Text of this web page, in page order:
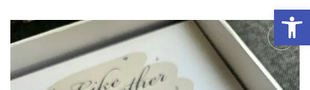
Add to
wishlist